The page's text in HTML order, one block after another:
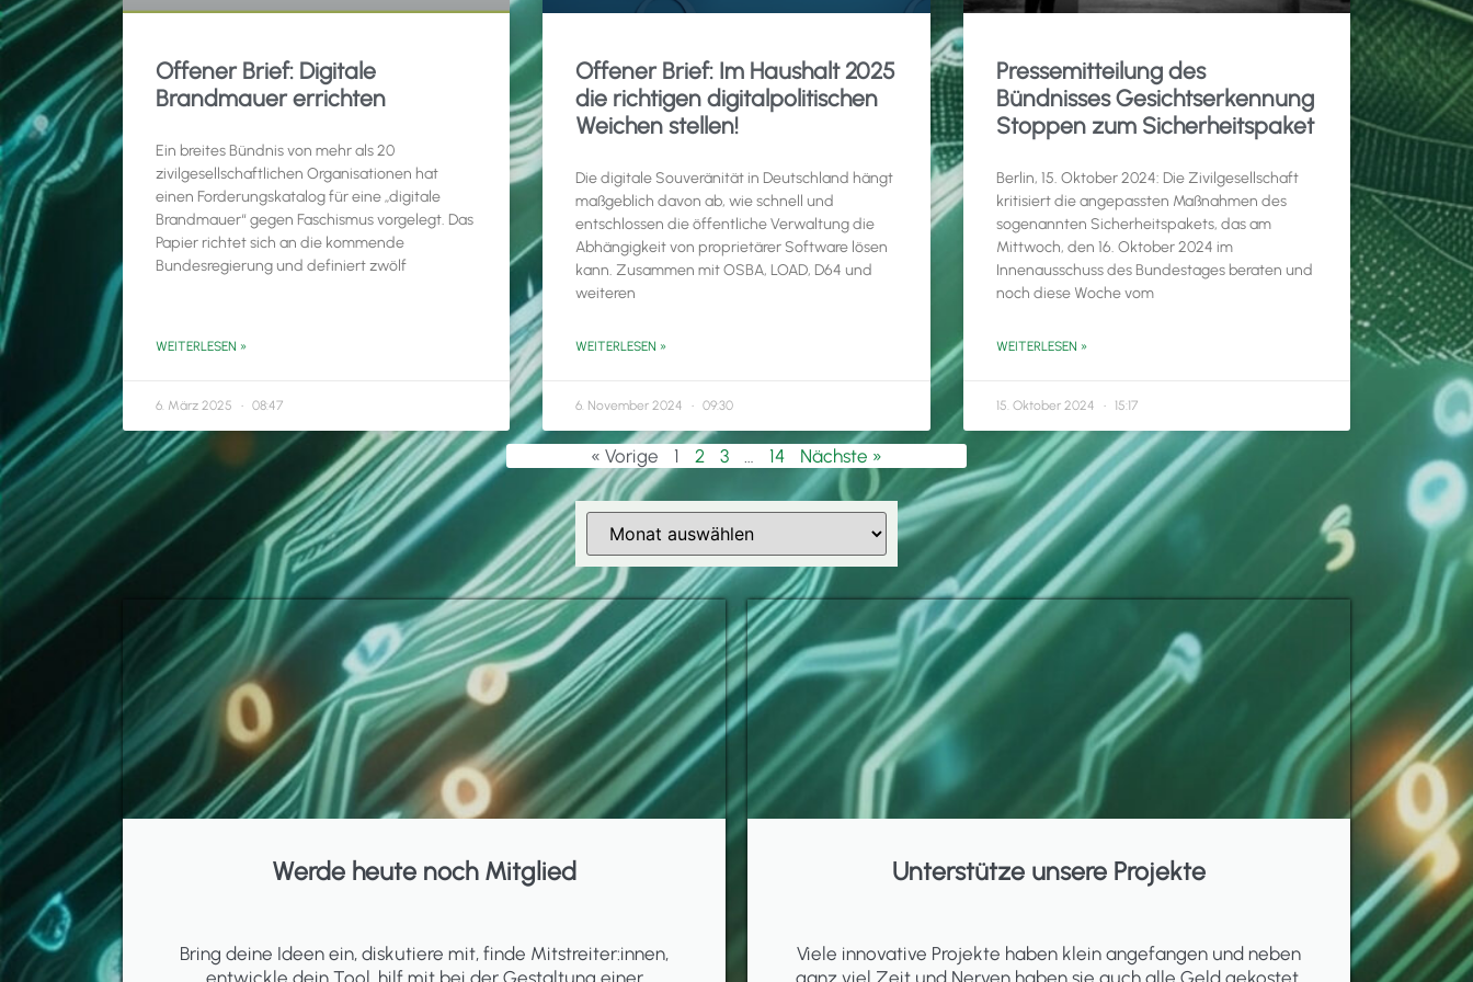
Offener Brief: Digitale
Brandmauer errichten
Ein breites Bündnis von mehr als 20
zivilgesellschaftlichen Organisationen hat
einen Forderungskatalog für eine „digitale
Brandmauer“ gegen Faschismus vorgelegt. Das
Papier richtet sich an die kommende
Bundesregierung und definiert zwölf
WEITERLESEN »
6. März 2025 08:47
Offener Brief: Im Haushalt 2025
die richtigen digitalpolitischen
Weichen stellen!
Die digitale Souveränität in Deutschland hängt
maßgeblich davon ab, wie schnell und
entschlossen die öffentliche Verwaltung die
Abhängigkeit von proprietärer Software lösen
kann. Zusammen mit OSBA, LOAD, D64 und
weiteren
WEITERLESEN »
6. November 2024 09:30
Pressemitteilung des
Bündnisses Gesichtserkennung
Stoppen zum Sicherheitspaket
Berlin, 15. Oktober 2024: Die Zivilgesellschaft
kritisiert die angepassten Maßnahmen des
sogenannten Sicherheitspakets, das am
Mittwoch, den 16. Oktober 2024 im
Innenausschuss des Bundestages beraten und
noch diese Woche vom
WEITERLESEN »
15. Oktober 2024 15:17
« Vorige 1 2 3 14 Nächste »
Werde heute noch Mitglied
Bring deine Ideen ein, diskutiere mit, finde Mitstreiter:innen,
entwickle dein Tool, hilf mit bei der Gestaltung einer
Unterstütze unsere Projekte
Viele innovative Projekte haben klein angefangen und neben
ganz viel Zeit und Nerven haben sie auch alle Geld gekostet.